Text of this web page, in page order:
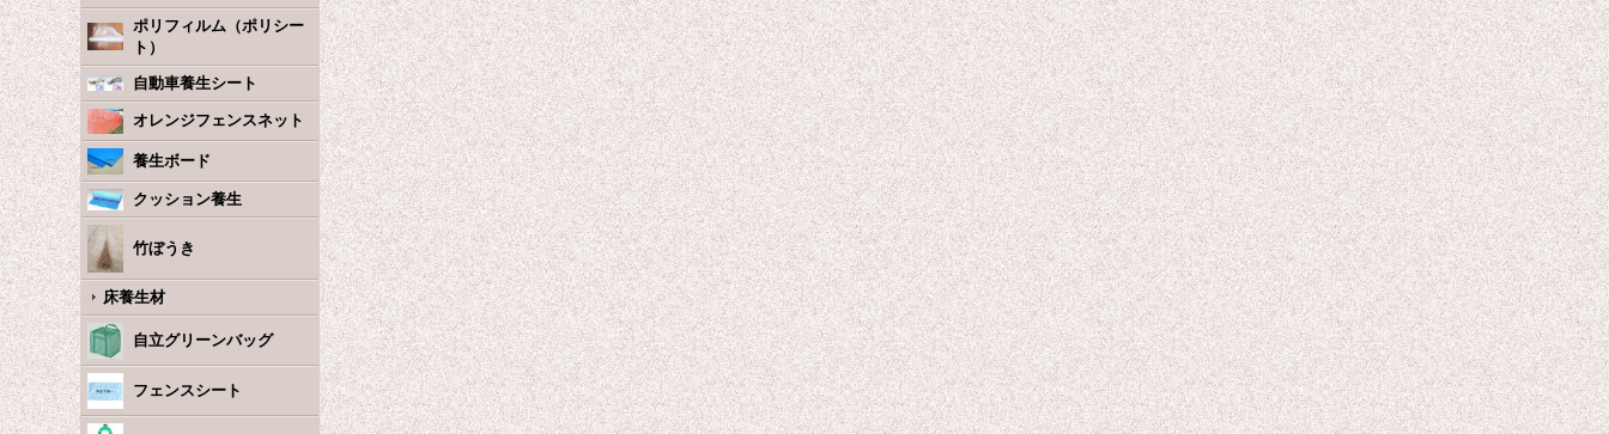
ポリフィルム（ポリシー
ト）
自動車養生シート
オレンジフェンスネット
養生ボード
クッション養生
竹ぼうき
床養生材
自立グリーンバッグ
フェンスシート